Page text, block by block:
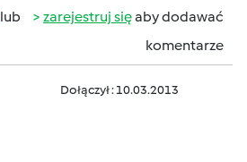
lub zarejestruj sięaby dodawać
komentarze
Dołączył : 10.03.2013